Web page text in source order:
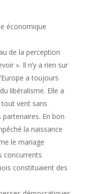
économique
de la perception
». Il n’y a rien sur
a toujours
libéralisme. Elle a
vent sans
En bon
la naissance
le mariage
concurrents
constituaient des